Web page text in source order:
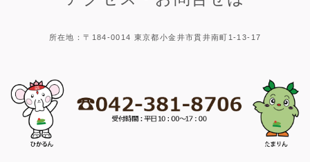
所在地：〒184-0014 東京都小金井市貫井南町1-13-17